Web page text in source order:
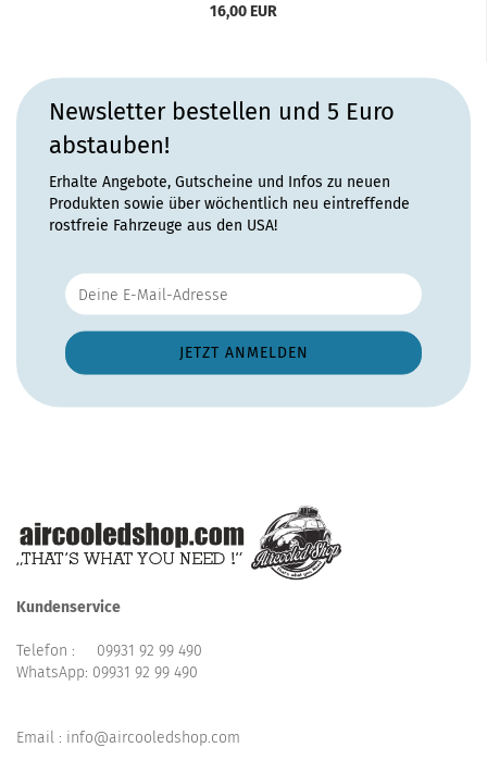
16,00 EUR
Newsletter bestellen und 5 Euro
abstauben!
Erhalte Angebote, Gutscheine und Infos zu neuen
Produkten sowie über wöchentlich neu eintreffende
rostfreie Fahrzeuge aus den USA!
Kundenservice
Telefon : 09931 92 99 490
WhatsApp: 09931 92 99 490
Email : info@aircooledshop.com